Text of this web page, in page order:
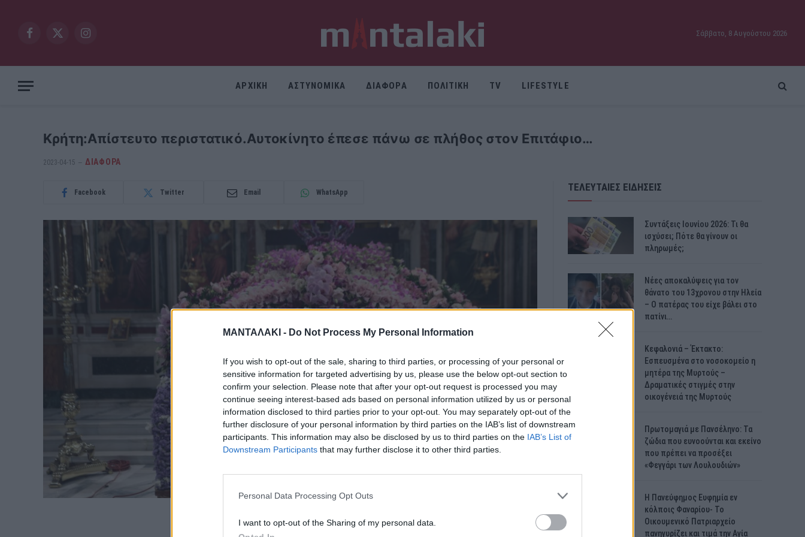
ΜΑΝΤΑΛΑΚΙ - Do Not Process My Personal Information
If you wish to opt-out of the sale, sharing to third parties, or processing of your personal or
sensitive information for targeted advertising by us, please use the below opt-out section to
confirm your selection. Please note that after your opt-out request is processed you may
continue seeing interest-based ads based on personal information utilized by us or personal
information disclosed to third parties prior to your opt-out. You may separately opt-out of the
further disclosure of your personal information by third parties on the IAB’s list of downstream
participants. This information may also be disclosed by us to third parties on the IAB’s List of
Downstream Participants that may further disclose it to other third parties.
Personal Data Processing Opt Outs
I want to opt-out of the Sharing of my personal data.
Facebook
X
Instagram
Σάββατο, 8 Αυγούστου 2026
ΑΡΧΙΚΗ ΑΣΤΥΝΟΜΙΚΑ ΔΙΑΦΟΡΑ ΠΟΛΙΤΙΚΗ TV LIFESTYLE
Κρήτη:Απίστευτο περιστατικό.Αυτοκίνητο έπεσε πάνω σε πλήθος στον Επιτάφιο…
2023-04-15 ΔΙΆΦΟΡΑ
Facebook Twitter Email WhatsApp ΤΕΛΕΥΤΑΙΕΣ ΕΙΔΗΣΕΙΣ
Συντάξεις Ιουνίου 2026: Τι θα
ισχύσει; Πότε θα γίνουν οι
πληρωμές;
Νέες αποκαλύψεις για τον
θάνατο του 13χρονου στην Ηλεία
– Ο πατέρας του είχε βάλει στο
πατίνι…
Κεφαλονιά – Έκτακτο:
Εσπευσμένα στο νοσοκομείο η
μητέρα της Μυρτούς –
Δραματικές στιγμές στην
οικογένειά της Μυρτούς
Πρωτομαγιά με Πανσέληνο: Τα
ζώδια που ευνοούνται και εκείνο
που πρέπει να προσέξει
«Φεγγάρι των Λουλουδιών»
H Πανεύφημος Ευφημία εν
κόλποις Φαναρίου- Το
Οικουμενικό Πατριαρχείο
πανηγυρίζει και τιμά την Αγία